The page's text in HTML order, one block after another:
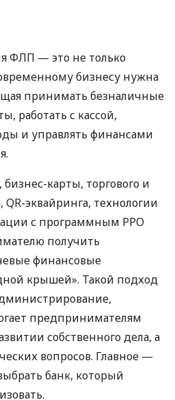
ФЛП — это не только
бизнесу нужна
принимать безналичные
работать с кассой,
и управлять финансами
карты, торгового и
эквайринга, технологии
с программным РРО
получить
финансовые
крышей». Такой подход
предпринимателям
собственного дела, а
вопросов. Главное —
банк, который